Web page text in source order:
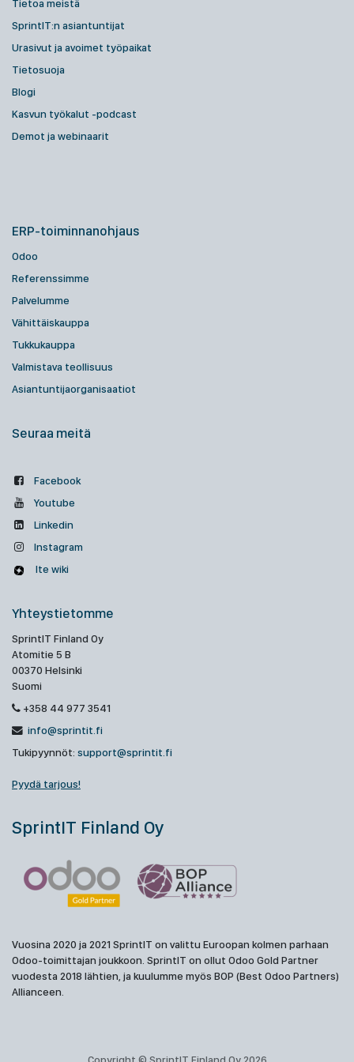
Tietoa meistä
SprintIT:n asiantuntijat
Urasivut ja avoimet työpaikat
Tietosuoja
Blogi
Kasvun työkalut -podcast
Demot ja webinaarit
ERP-toiminnanohjaus
Odoo
Referenssimme
Palvelumme
Vähittäiskauppa
Tukkukauppa
Valmistava teollisuus
Asiantuntijaorganisaatiot
Seuraa meitä
Facebook
Youtube
Linkedin
Instagram
Ite wiki
Yhteystietomme
SprintIT Finland Oy
Atomitie 5 B
00370 Helsinki
Suomi
+358 44 977 3541
info@sprintit.fi
Tukipyynnöt: support@sprintit.fi
Pyydä tarjous!
SprintIT Finland Oy
Vuosina 2020 ja 2021 SprintIT on valittu Euroopan kolmen parhaan
Odoo-toimittajan joukkoon. SprintIT on ollut Odoo Gold Partner
vuodesta 2018 lähtien, ja kuulumme myös BOP (Best Odoo Partners)
Allianceen.
Copyright © SprintIT Finland Oy 2026